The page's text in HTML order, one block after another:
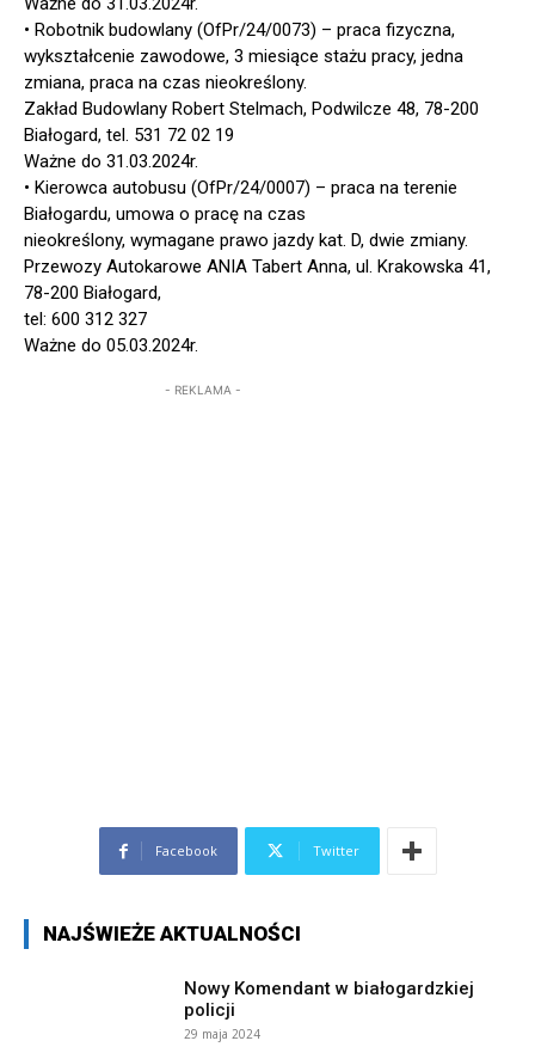
• Robotnik budowlany (OfPr/24/0073) – praca fizyczna,
wykształcenie zawodowe, 3 miesiące stażu pracy, jedna
zmiana, praca na czas nieokreślony.
Zakład Budowlany Robert Stelmach, Podwilcze 48, 78-200
Białogard, tel. 531 72 02 19
Ważne do 31.03.2024r.
• Kierowca autobusu (OfPr/24/0007) – praca na terenie
Białogardu, umowa o pracę na czas
nieokreślony, wymagane prawo jazdy kat. D, dwie zmiany.
Przewozy Autokarowe ANIA Tabert Anna, ul. Krakowska 41,
78-200 Białogard,
tel: 600 312 327
Ważne do 05.03.2024r.
- REKLAMA -
Facebook Twitter
NAJŚWIEŻE AKTUALNOŚCI
Nowy Komendant w białogardzkiej
policji
29 maja 2024